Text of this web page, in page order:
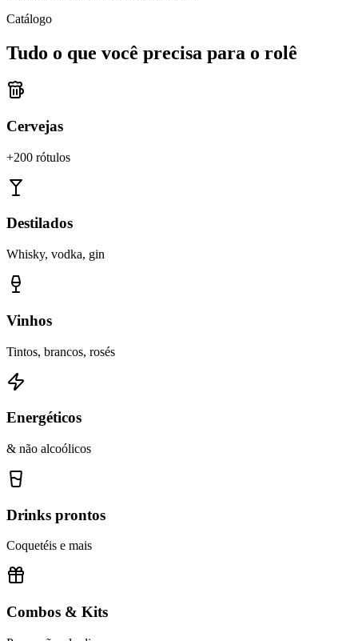
Catálogo
Tudo o que você precisa para o rolê
Cervejas
+200 rótulos
Destilados
Whisky, vodka, gin
Vinhos
Tintos, brancos, rosés
Energéticos
& não alcoólicos
Drinks prontos
Coquetéis e mais
Combos & Kits